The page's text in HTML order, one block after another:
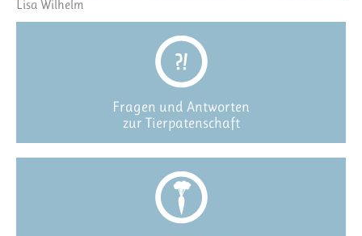
Lisa Wilhelm
Fragen und Antworten
zur Tierpatenschaft